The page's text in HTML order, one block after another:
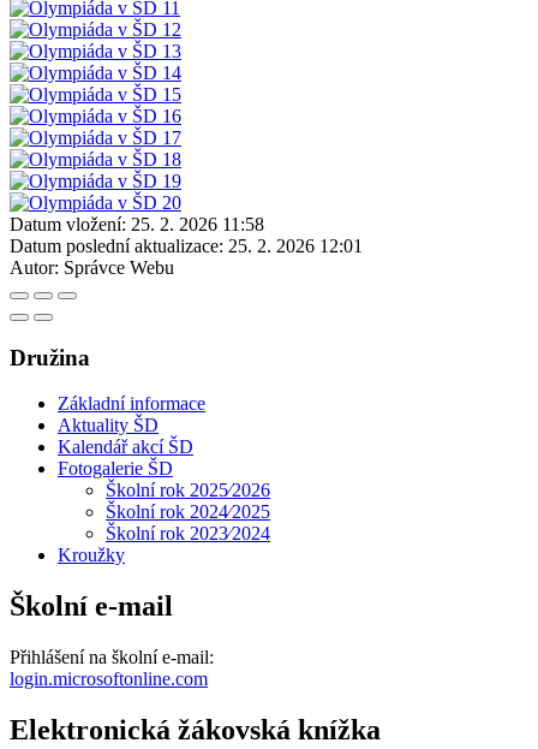
Datum vložení: 25. 2. 2026 11:58
Datum poslední aktualizace: 25. 2. 2026 12:01
Autor: Správce Webu
Družina
Základní informace
Aktuality ŠD
Kalendář akcí ŠD
Fotogalerie ŠD
Školní rok 2025⁄2026
Školní rok 2024⁄2025
Školní rok 2023⁄2024
Kroužky
Školní e-mail
Přihlášení na školní e-mail:
login.microsoftonline.com
Elektronická žákovská knížka